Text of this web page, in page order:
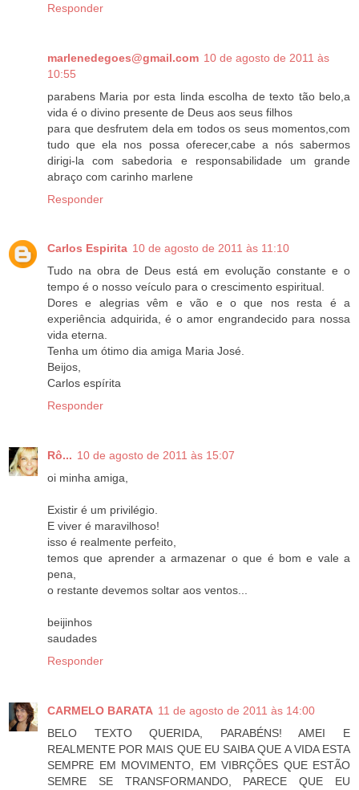
Responder
marlenedegoes@gmail.com 10 de agosto de 2011 às
10:55
parabens Maria por esta linda escolha de texto tão belo,a
vida é o divino presente de Deus aos seus filhos
para que desfrutem dela em todos os seus momentos,com
tudo que ela nos possa oferecer,cabe a nós sabermos
dirigi-la com sabedoria e responsabilidade um grande
abraço com carinho marlene
Responder
Carlos Espirita 10 de agosto de 2011 às 11:10
Tudo na obra de Deus está em evolução constante e o
tempo é o nosso veículo para o crescimento espiritual.
Dores e alegrias vêm e vão e o que nos resta é a
experiência adquirida, é o amor engrandecido para nossa
vida eterna.
Tenha um ótimo dia amiga Maria José.
Beijos,
Carlos espírita
Responder
Rô... 10 de agosto de 2011 às 15:07
oi minha amiga,
Existir é um privilégio.
E viver é maravilhoso!
isso é realmente perfeito,
temos que aprender a armazenar o que é bom e vale a
pena,
o restante devemos soltar aos ventos...
beijinhos
saudades
Responder
CARMELO BARATA 11 de agosto de 2011 às 14:00
BELO TEXTO QUERIDA, PARABÉNS! AMEI E
REALMENTE POR MAIS QUE EU SAIBA QUE A VIDA ESTA
SEMPRE EM MOVIMENTO, EM VIBRÇÕES QUE ESTÃO
SEMRE SE TRANSFORMANDO, PARECE QUE EU